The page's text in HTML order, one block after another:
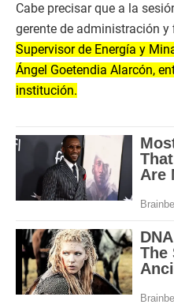
Cabe precisar que a la
gerente de administración y
Supervisor de Energía y
Ángel Goetendia Alarcón,
institución.